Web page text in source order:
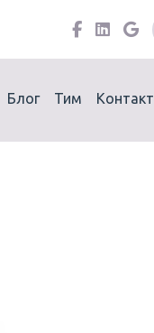
Блог Тим Контакт